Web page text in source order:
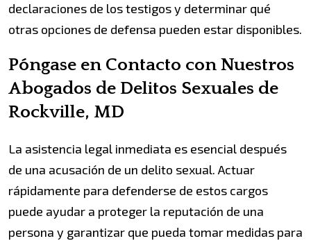
declaraciones de los testigos y determinar qué
otras opciones de defensa pueden estar disponibles.
Póngase en Contacto con Nuestros
Abogados de Delitos Sexuales de
Rockville, MD
La asistencia legal inmediata es esencial después
de una acusación de un delito sexual. Actuar
rápidamente para defenderse de estos cargos
puede ayudar a proteger la reputación de una
persona y garantizar que pueda tomar medidas para